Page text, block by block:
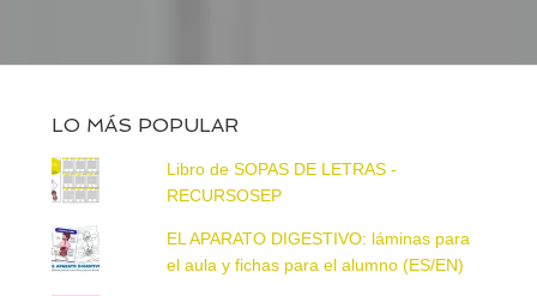
LO MÁS POPULAR
Libro de SOPAS DE LETRAS -
RECURSOSEP
EL APARATO DIGESTIVO: láminas para
el aula y fichas para el alumno (ES/EN)